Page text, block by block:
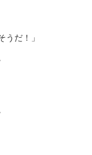
うだ！」